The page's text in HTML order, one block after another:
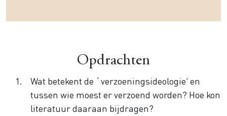
Opdrachten
Wat betekent de `verzoeningsideologie’ en
tussen wie moest er verzoend worden? Hoe kon
literatuur daaraan bijdragen?